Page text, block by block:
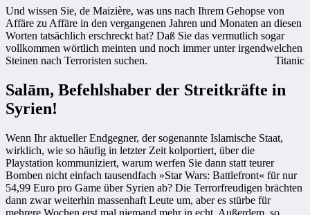
Und wissen Sie, de Maizière, was uns nach Ihrem Gehopse von
Affäre zu Affäre in den vergangenen Jahren und Monaten an diesen
Worten tatsächlich erschreckt hat? Daß Sie das vermutlich sogar
vollkommen wörtlich meinten und noch immer unter irgendwelchen
Steinen nach Terroristen suchen.
Titanic
Salām, Befehlshaber der Streitkräfte in
Syrien!
Wenn Ihr aktueller Endgegner, der sogenannte Islamische Staat,
wirklich, wie so häufig in letzter Zeit kolportiert, über die
Playstation kommuniziert, warum werfen Sie dann statt teurer
Bomben nicht einfach tausendfach »Star Wars: Battlefront« für nur
54,99 Euro pro Game über Syrien ab? Die Terrorfreudigen brächten
dann zwar weiterhin massenhaft Leute um, aber es stürbe für
mehrere Wochen erst mal niemand mehr in echt. Außerdem, so